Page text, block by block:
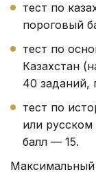
тест по
пороговый
тест по
Казахстан
40 заданий,
тест по
или
балл — 15.